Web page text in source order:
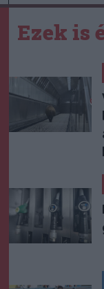
Ezek is